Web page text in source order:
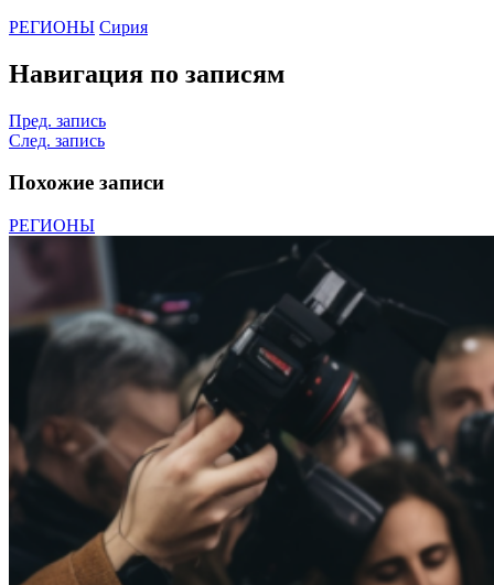
РЕГИОНЫ Сирия
Навигация по записям
Пред. запись
След. запись
Похожие записи
РЕГИОНЫ